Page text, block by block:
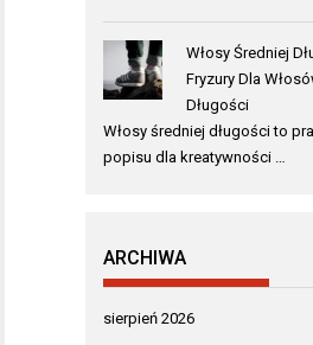
Włosy Średniej
Fryzury Dla
Długości
Włosy średniej długości to
popisu dla kreatywności …
ARCHIWA
sierpień 2026